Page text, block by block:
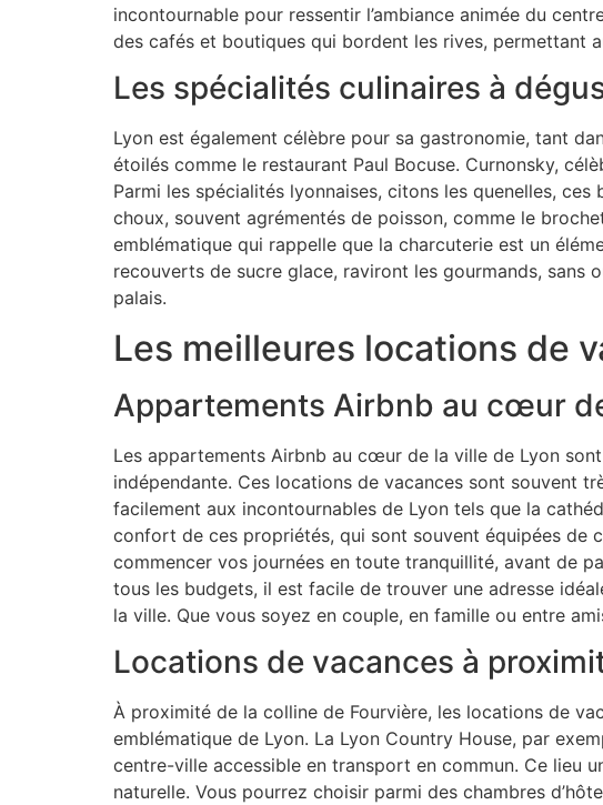
incontournable pour ressentir l’ambiance animée du
des cafés et boutiques qui bordent les rives, permettant
Les spécialités culinaires à
Lyon est également célèbre pour sa gastronomie, tant
étoilés comme le restaurant Paul Bocuse. Curnonsky,
Parmi les spécialités lyonnaises, citons les quenelles,
choux, souvent agrémentés de poisson, comme le
emblématique qui rappelle que la charcuterie est un
recouverts de sucre glace, raviront les gourmands,
palais.
Les meilleures locations de
Appartements Airbnb au cœur
Les appartements Airbnb au cœur de la ville de Lyon
indépendante. Ces locations de vacances sont souvent
facilement aux incontournables de Lyon tels que la
confort de ces propriétés, qui sont souvent équipées de
commencer vos journées en toute tranquillité, avant de
tous les budgets, il est facile de trouver une adresse
la ville. Que vous soyez en couple, en famille ou entre
Locations de vacances à
À proximité de la colline de Fourvière, les locations de
emblématique de Lyon. La Lyon Country House, par
centre-ville accessible en transport en commun. Ce lieu
naturelle. Vous pourrez choisir parmi des chambres